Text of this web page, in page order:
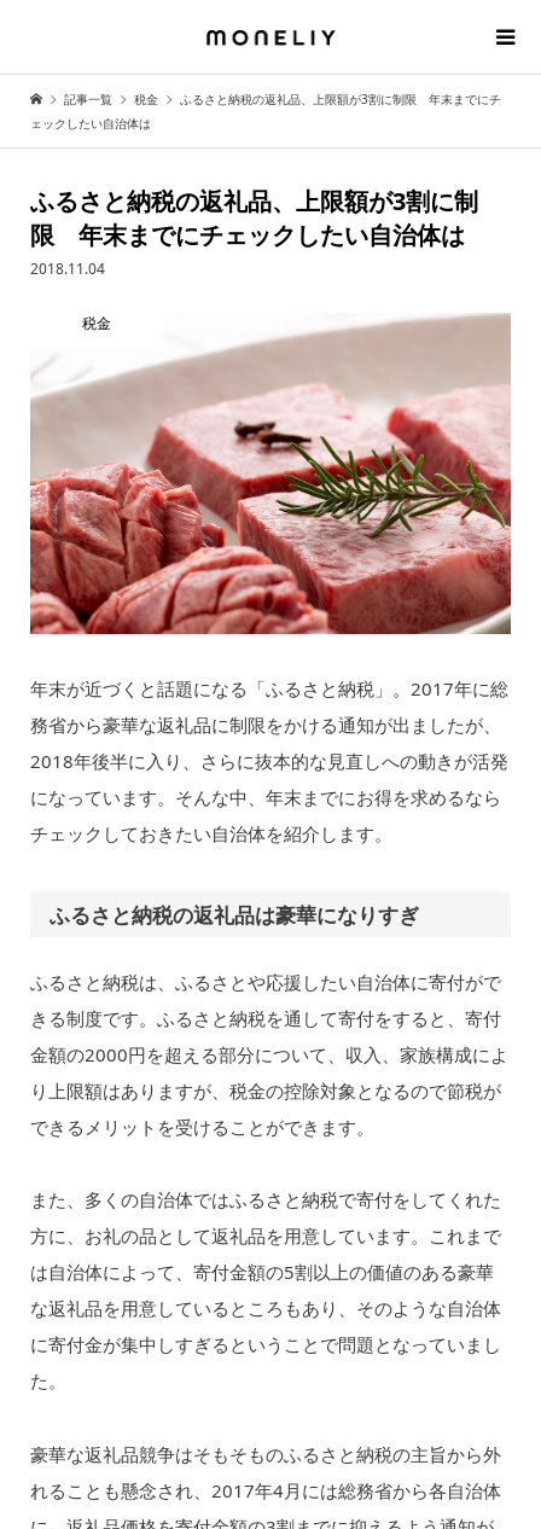
記事一覧 税金
ふるさと納税の返礼品、上限額が3割に制限 年末までにチ
ェックしたい自治体は
ふるさと納税の返礼品、上限額が3割に制
限 年末までにチェックしたい自治体は
2018.11.04
税金
年末が近づくと話題になる「ふるさと納税」。2017年に総
務省から豪華な返礼品に制限をかける通知が出ましたが、
2018年後半に入り、さらに抜本的な見直しへの動きが活発
になっています。そんな中、年末までにお得を求めるなら
チェックしておきたい自治体を紹介します。
ふるさと納税の返礼品は豪華になりすぎ
ふるさと納税は、ふるさとや応援したい自治体に寄付がで
きる制度です。ふるさと納税を通して寄付をすると、寄付
金額の2000円を超える部分について、収入、家族構成によ
り上限額はありますが、税金の控除対象となるので節税が
できるメリットを受けることができます。
また、多くの自治体ではふるさと納税で寄付をしてくれた
方に、お礼の品として返礼品を用意しています。これまで
は自治体によって、寄付金額の5割以上の価値のある豪華
な返礼品を用意しているところもあり、そのような自治体
に寄付金が集中しすぎるということで問題となっていまし
た。
豪華な返礼品競争はそもそものふるさと納税の主旨から外
れることも懸念され、2017年4月には総務省から各自治体